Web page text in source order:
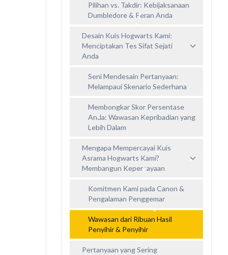
Pilihan vs. Takdir: Kebijaksanaan
Dumbledore & Peran Anda
Desain Kuis Hogwarts Kami:
Menciptakan Tes Sifat Sejati
Anda
Seni Mendesain Pertanyaan:
Melampaui Skenario Sederhana
Membongkar Skor Persentase
Anda: Wawasan Kepribadian yang
Lebih Dalam
Mengapa Mempercayai Kuis
Asrama Hogwarts Kami?
Membangun Kepercayaan
Komitmen Kami pada Canon &
Pengalaman Penggemar
Wawasan dari Ribuan Hasil
Penyihir & Penyihir
Pertanyaan yang Sering